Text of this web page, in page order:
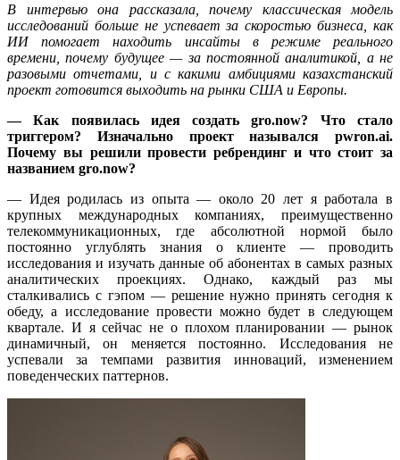
В интервью она рассказала, почему классическая модель
исследований больше не успевает за скоростью бизнеса, как
ИИ помогает находить инсайты в режиме реального
времени, почему будущее — за постоянной аналитикой, а не
разовыми отчетами, и с какими амбициями казахстанский
проект готовится выходить на рынки США и Европы.
— Как появилась идея создать gro.now? Что стало
триггером? Изначально проект назывался pwron.ai.
Почему вы решили провести ребрендинг и что стоит за
названием gro.now?
— Идея родилась из опыта — около 20 лет я работала в
крупных международных компаниях, преимущественно
телекоммуникационных, где абсолютной нормой было
постоянно углублять знания о клиенте — проводить
исследования и изучать данные об абонентах в самых разных
аналитических проекциях. Однако, каждый раз мы
сталкивались с гэпом — решение нужно принять сегодня к
обеду, а исследование провести можно будет в следующем
квартале. И я сейчас не о плохом планировании — рынок
динамичный, он меняется постоянно. Исследования не
успевали за темпами развития инноваций, изменением
поведенческих паттернов.